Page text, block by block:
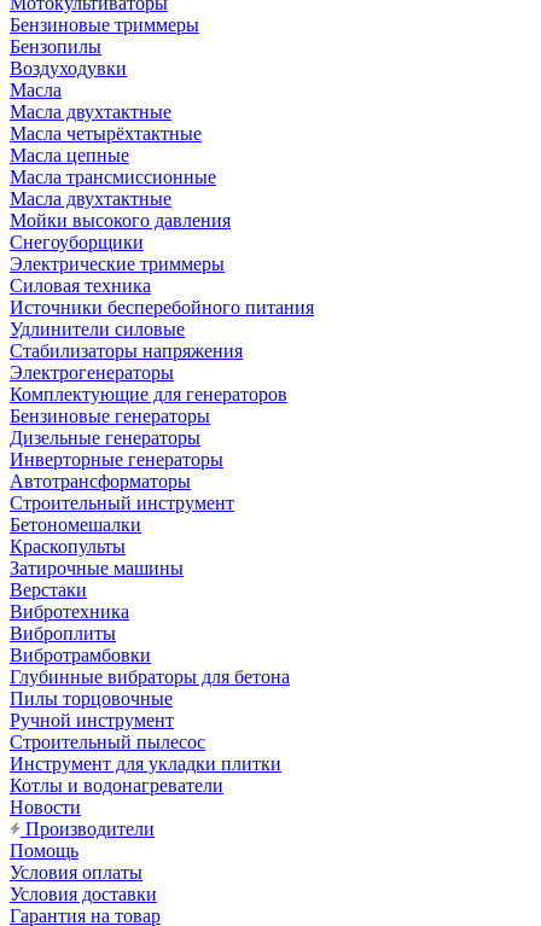
Бензиновые триммеры
Бензопилы
Воздуходувки
Масла
Масла двухтактные
Масла четырёхтактные
Масла цепные
Масла трансмиссионные
Масла двухтактные
Мойки высокого давления
Снегоуборщики
Электрические триммеры
Силовая техника
Источники бесперебойного питания
Удлинители силовые
Стабилизаторы напряжения
Электрогенераторы
Комплектующие для генераторов
Бензиновые генераторы
Дизельные генераторы
Инверторные генераторы
Автотрансформаторы
Строительный инструмент
Бетономешалки
Краскопульты
Затирочные машины
Верстаки
Вибротехника
Виброплиты
Вибротрамбовки
Глубинные вибраторы для бетона
Пилы торцовочные
Ручной инструмент
Строительный пылесос
Инструмент для укладки плитки
Котлы и водонагреватели
Новости
Производители
Помощь
Условия оплаты
Условия доставки
Гарантия на товар